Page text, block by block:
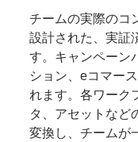
チームの実際のコ
設計された、実証
す。キャンペーン
ション、eコマー
れます。各ワーク
タ、アセットなど
変換し、チームが